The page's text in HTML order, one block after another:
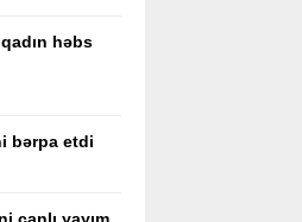
həbs
bərpa etdi